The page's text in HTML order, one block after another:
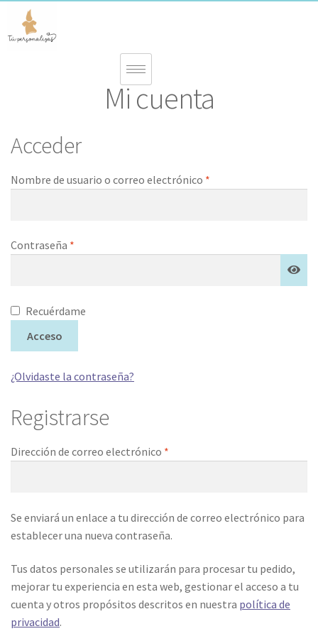
Mi cuenta
Acceder
Nombre de usuario o correo electrónico *
Contraseña *
Recuérdame
Acceso
¿Olvidaste la contraseña?
Registrarse
Dirección de correo electrónico *
Se enviará un enlace a tu dirección de correo electrónico para
establecer una nueva contraseña.
Tus datos personales se utilizarán para procesar tu pedido,
mejorar tu experiencia en esta web, gestionar el acceso a tu
cuenta y otros propósitos descritos en nuestra política de
privacidad.